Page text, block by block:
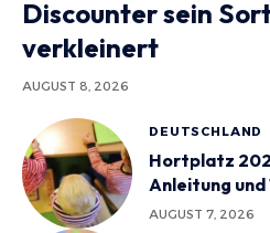
Discounter sein
verkleinert
AUGUST 8, 2026
DEUTSCHLAND
Hortplatz
Anleitung und
AUGUST 7, 2026